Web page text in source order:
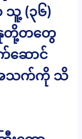
(၃၆)
နုတို့တတွေ
ဆောင်
အသက်ကို သိ